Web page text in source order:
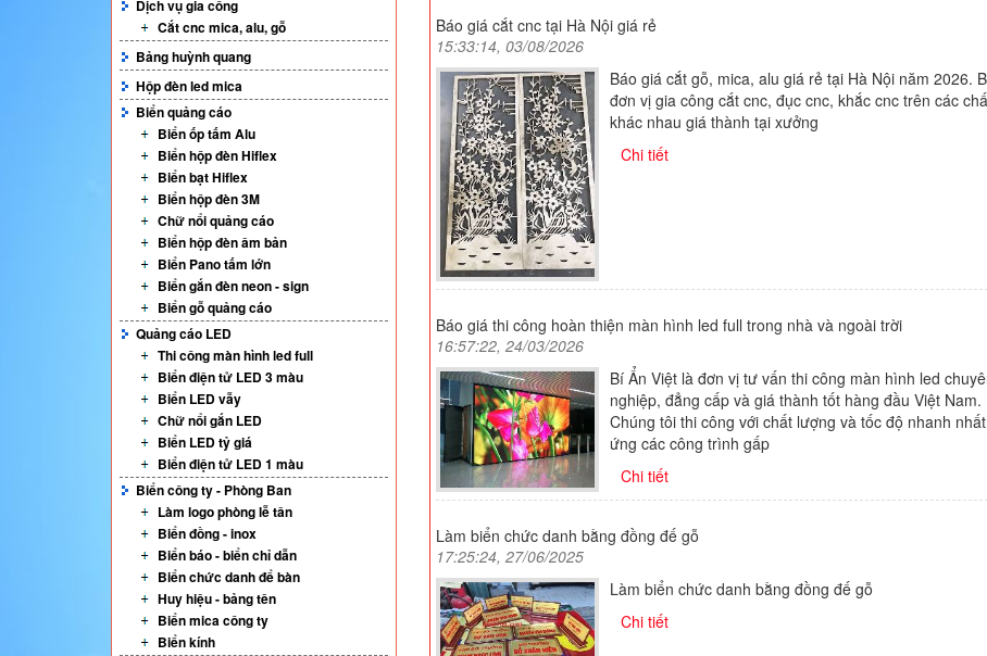
Dịch vụ gia công
Cắt cnc mica, alu, gỗ
Bảng huỳnh quang
Hộp đèn led mica
Biển quảng cáo
Biển ốp tấm Alu
Biển hộp đèn Hiflex
Biển bạt Hiflex
Biển hộp đèn 3M
Chữ nổi quảng cáo
Biển hộp đèn âm bản
Biển Pano tấm lớn
Biển gắn đèn neon - sign
Biển gỗ quảng cáo
Quảng cáo LED
Thi công màn hình led full
Biển điện tử LED 3 màu
Biển LED vẫy
Chữ nổi gắn LED
Biển LED tỷ giá
Biển điện tử LED 1 màu
Biển công ty - Phòng Ban
Làm logo phòng lễ tân
Biển đồng - inox
Biển báo - biển chỉ dẫn
Biển chức danh để bàn
Huy hiệu - bảng tên
Biển mica công ty
Biển kính
Báo giá cắt cnc tại Hà Nội giá rẻ
15:33:14, 03/08/2026
Báo giá cắt gỗ, mica, alu giá rẻ tại Hà Nội năm 2026.
đơn vị gia công cắt cnc, đục cnc, khắc cnc trên các
khác nhau giá thành tại xưởng
Chi tiết
Báo giá thi công hoàn thiện màn hình led full trong nhà và ngoài trời
16:57:22, 24/03/2026
Bí Ẩn Việt là đơn vị tư vấn thi công màn hình led
nghiệp, đẳng cấp và giá thành tốt hàng đầu Việt Nam.
Chúng tôi thi công với chất lượng và tốc độ nhanh
ứng các công trình gấp
Chi tiết
Làm biển chức danh bằng đồng đế gỗ
17:25:24, 27/06/2025
Làm biển chức danh bằng đồng đế gỗ
Chi tiết